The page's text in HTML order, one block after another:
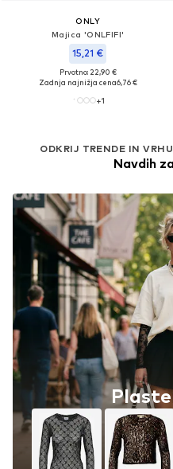
ONLY
Majica 'ONLFIFI'
15,21 €
Prvotno: 22,90 €
Zadnja najnižja cena6,76 €
+1
ODKRIJ TRENDE IN
Navdih